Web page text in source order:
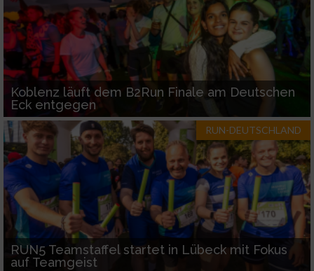
Koblenz läuft dem B2Run Finale am Deutschen
Eck entgegen
RUN-DEUTSCHLAND
RUN5 Teamstaffel startet in Lübeck mit Fokus
auf Teamgeist